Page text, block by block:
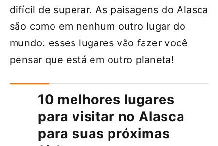
difícil de superar. As paisagens do Alasca
são como em nenhum outro lugar do
mundo: esses lugares vão fazer você
pensar que está em outro planeta!
10 melhores lugares
para visitar no Alasca
para suas próximas